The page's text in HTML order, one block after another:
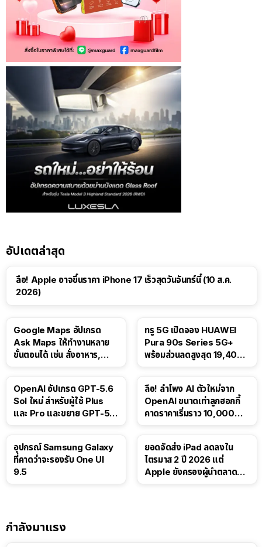
อัปเดตล่าสุด
ลือ! Apple อาจขึ้นราคา iPhone 17 เร็วสุดวันจันทร์นี้ (10 ส.ค.
2026)
Google Maps อัปเกรด
Ask Maps ให้ทำงานหลาย
ขั้นตอนได้ เช่น สั่งอาหาร,
ทรู 5G เปิดจอง HUAWEI
Pura 90s Series 5G+
พร้อมส่วนลดสูงสุด 19,400
OpenAI อัปเกรด GPT-5.6
Sol ใหม่ สำหรับผู้ใช้ Plus
และ Pro และขยาย GPT-5.6
ลือ! ลำโพง AI ตัวใหม่จาก
OpenAI ขนาดเท่าลูกฮอกกี้
คาดราคาเริ่มราว 10,000
อุปกรณ์ Samsung Galaxy
ที่คาดว่าจะรองรับ One UI
9.5
ยอดจัดส่ง iPad ลดลงใน
ไตรมาส 2 ปี 2026 แต่
Apple ยังครองผู้นำตลาด
กำลังมาแรง